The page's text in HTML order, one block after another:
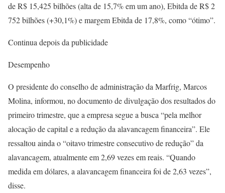
de R$ 15,425 bilhões (alta de 15,7% em um ano), Ebitda de R$ 2
752 bilhões (+30,1%) e margem Ebitda de 17,8%, como “ótimo”.
Continua depois da publicidade
Desempenho
O presidente do conselho de administração da Marfrig, Marcos
Molina, informou, no documento de divulgação dos resultados do
primeiro trimestre, que a empresa segue a busca “pela melhor
alocação de capital e a redução da alavancagem financeira”. Ele
ressaltou ainda o “oitavo trimestre consecutivo de redução” da
alavancagem, atualmente em 2,69 vezes em reais. “Quando
medida em dólares, a alavancagem financeira foi de 2,63 vezes”,
disse.